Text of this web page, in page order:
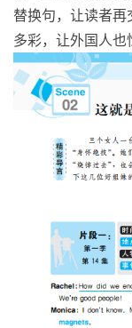
替换句，让读者
多彩，让外国人也